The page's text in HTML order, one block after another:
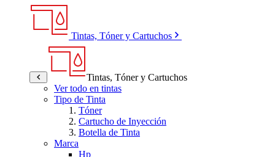
Tintas, Tóner y Cartuchos
Tintas, Tóner y Cartuchos
Ver todo en tintas
Tipo de Tinta
Tóner
Cartucho de Inyección
Botella de Tinta
Marca
Hp